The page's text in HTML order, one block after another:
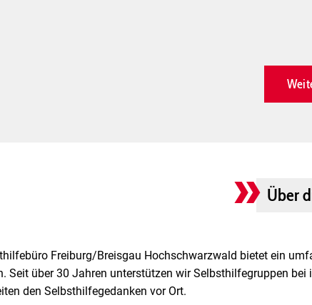
Über
Freiburg/Breisgau Hochschwarzwald bietet ein
Seit über 30 Jahren unterstützen wir Selbsthilfegruppen
den Selbsthilfegedanken vor Ort.